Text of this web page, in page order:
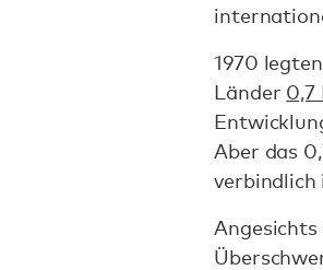
1970
Länder 0,7
Aber das
verbindlich